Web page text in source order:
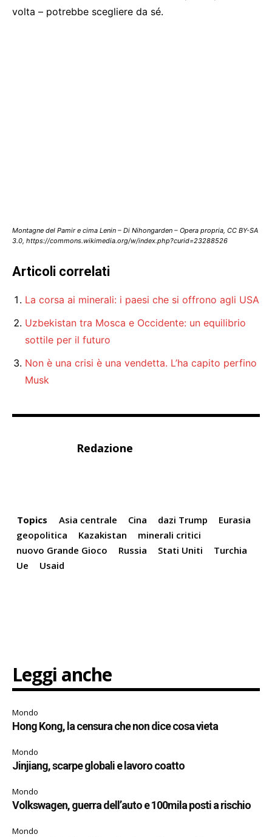
volta – potrebbe scegliere da sé.
Montagne del Pamir e cima Lenin – Di Nihongarden – Opera propria, CC BY-SA
3.0, https://commons.wikimedia.org/w/index.php?curid=23288526
Articoli correlati
La corsa ai minerali: i paesi che si offrono agli USA
Uzbekistan tra Mosca e Occidente: un equilibrio
sottile per il futuro
Non è una crisi è una vendetta. L’ha capito perfino
Musk
Redazione
Topics Asia centrale Cina dazi Trump
Eurasia
geopolitica
Kazakistan
minerali critici
nuovo Grande Gioco
Russia Stati Uniti
Turchia
Ue
Usaid
Leggi anche
Mondo
Hong Kong, la censura che non dice cosa vieta
Mondo
Jinjiang, scarpe globali e lavoro coatto
Mondo
Volkswagen, guerra dell’auto e 100mila posti a rischio
Mondo